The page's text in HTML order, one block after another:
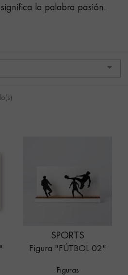
la palabra pasión.

SPORTS
Figura "FÚTBOL 02"
Figuras